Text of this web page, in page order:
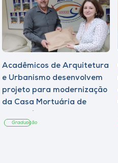
Acadêmicos de Arquitetura
e Urbanismo desenvolvem
projeto para modernização
da Casa Mortuária de
Graduação